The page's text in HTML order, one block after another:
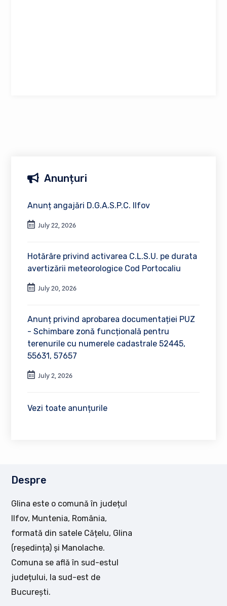
Anunțuri
Anunț angajări D.G.A.S.P.C. Ilfov
July 22, 2026
Hotărâre privind activarea C.L.S.U. pe durata
avertizării meteorologice Cod Portocaliu
July 20, 2026
Anunț privind aprobarea documentației PUZ
- Schimbare zonă funcțională pentru
terenurile cu numerele cadastrale 52445,
55631, 57657
July 2, 2026
Vezi toate anunțurile
Despre
Glina este o comună în județul
Ilfov, Muntenia, România,
formată din satele Cățelu, Glina
(reședința) și Manolache.
Comuna se află în sud-estul
județului, la sud-est de
București.